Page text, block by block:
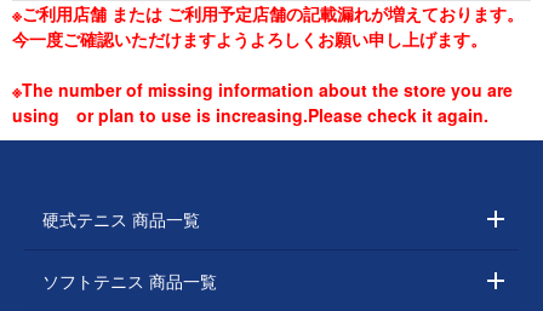
※ご利用店舗 または ご利用予定店舗の記載漏れが増えております。
今一度ご確認いただけますようよろしくお願い申し上げます。
※The number of missing information about the store you are
using or plan to use is increasing.Please check it again.
硬式テニス 商品一覧
ソフトテニス 商品一覧